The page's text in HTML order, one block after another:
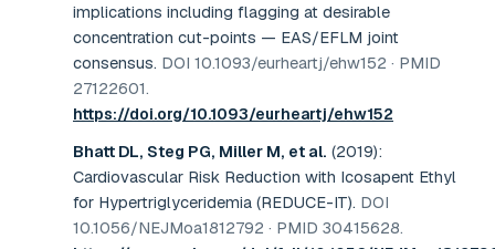
implications including flagging at desirable
concentration cut-points — EAS/EFLM joint
consensus. DOI 10.1093/eurheartj/ehw152 · PMID
27122601.
https://doi.org/10.1093/eurheartj/ehw152
Bhatt DL, Steg PG, Miller M, et al. (2019):
Cardiovascular Risk Reduction with Icosapent Ethyl
for Hypertriglyceridemia (REDUCE-IT). DOI
10.1056/NEJMoa1812792 · PMID 30415628.